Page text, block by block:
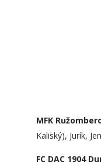
MFK
Kaliský), Jurík,
FC DAC 1904